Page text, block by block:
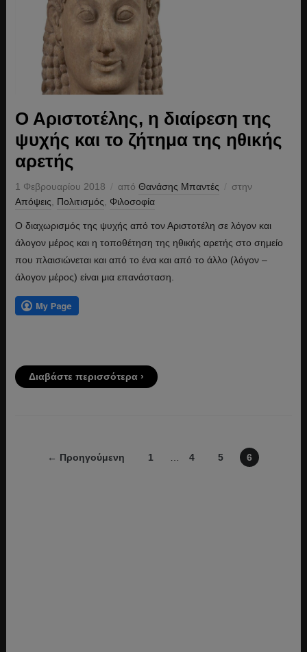
Ο Αριστοτέλης, η διαίρεση της
ψυχής και το ζήτημα της ηθικής
αρετής
1 Φεβρουαρίου 2018 από Θανάσης Μπαντές
στην
Απόψεις
Πολιτισμός Φιλοσοφία
Ο διαχωρισμός της ψυχής από τον Αριστοτέλη σε λόγον και
άλογον μέρος και η τοποθέτηση της ηθικής αρετής στο σημείο
που πλαισιώνεται και από το ένα και από το άλλο (λόγον –
άλογον μέρος) είναι μια επανάσταση.
Διαβάστε περισσότερα ›
← Προηγούμενη 1 4 5 6